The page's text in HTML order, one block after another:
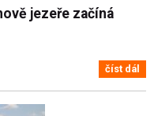
jezeře začíná
číst dál